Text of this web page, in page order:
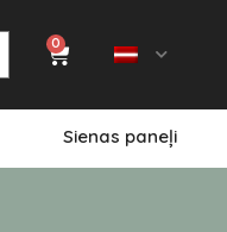
0
Sienas paneļi